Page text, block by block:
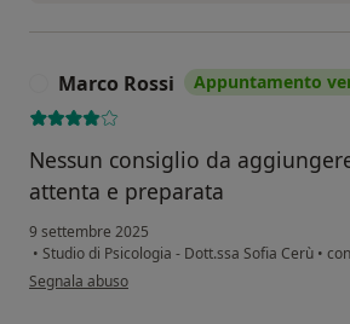
Marco Rossi Appuntamento
Nessun consiglio da
attenta e preparata
9 settembre 2025
• Studio di Psicologia - Dott.ssa Sofia Cerù •
secondo l'opinione dell'utente Marco Rossi
Segnala abuso